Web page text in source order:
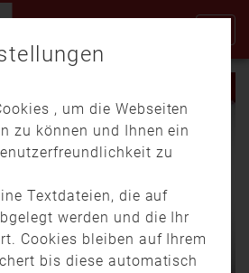
Video
, um die Webseiten
zu können und Ihnen ein
zu
Textdateien, die auf
werden und die Ihr
Cookies bleiben auf Ihrem
bis diese automatisch